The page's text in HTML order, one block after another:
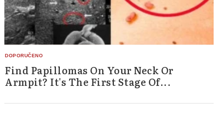
Find Papillomas On Your Neck Or
Armpit? It's The First Stage Of...